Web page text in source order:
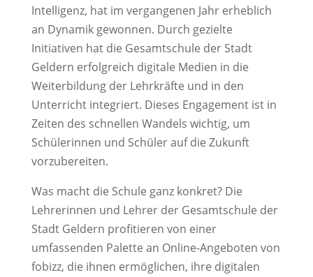
Intelligenz, hat im vergangenen Jahr erheblich
an Dynamik gewonnen. Durch gezielte
Initiativen hat die Gesamtschule der Stadt
Geldern erfolgreich digitale Medien in die
Weiterbildung der Lehrkräfte und in den
Unterricht integriert. Dieses Engagement ist in
Zeiten des schnellen Wandels wichtig, um
Schülerinnen und Schüler auf die Zukunft
vorzubereiten.
Was macht die Schule ganz konkret? Die
Lehrerinnen und Lehrer der Gesamtschule der
Stadt Geldern profitieren von einer
umfassenden Palette an Online-Angeboten von
fobizz, die ihnen ermöglichen, ihre digitalen